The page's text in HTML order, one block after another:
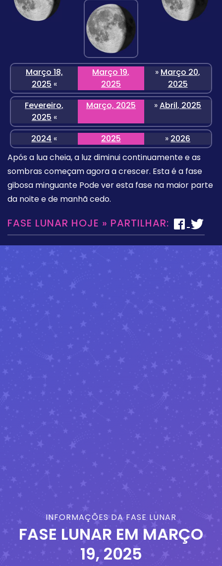
Março 18,
2025 «
Março 19,
2025
» Março 20,
2025
Fevereiro,
2025 «
Março, 2025 »Abril, 2025
2024 « 2025 » 2026
Após a lua cheia, a luz diminui continuamente e as
sombras começam agora a crescer. Esta é a fase
gibosa minguante Pode ver esta fase na maior parte
da noite e de manhã cedo.
FASE LUNAR HOJE » PARTILHAR:
INFORMAÇÕES DA FASE LUNAR
FASE LUNAR EM MARÇO
19, 2025